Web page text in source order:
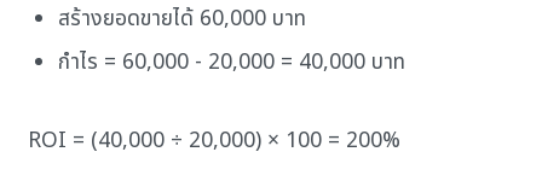
สร้างยอดขายได้ 60,000 บาท
กำไร = 60,000 - 20,000 = 40,000 บาท
ROI = (40,000 ÷ 20,000) × 100 = 200%